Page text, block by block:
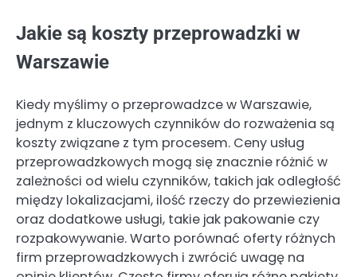
Jakie są koszty przeprowadzki w
Warszawie
Kiedy myślimy o przeprowadzce w Warszawie,
jednym z kluczowych czynników do rozważenia są
koszty związane z tym procesem. Ceny usług
przeprowadzkowych mogą się znacznie różnić w
zależności od wielu czynników, takich jak odległość
między lokalizacjami, ilość rzeczy do przewiezienia
oraz dodatkowe usługi, takie jak pakowanie czy
rozpakowywanie. Warto porównać oferty różnych
firm przeprowadzkowych i zwrócić uwagę na